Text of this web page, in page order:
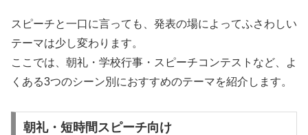
スピーチと一口に言っても、発表の場によってふさわしい
テーマは少し変わります。
ここでは、朝礼・学校行事・スピーチコンテストなど、よ
くある3つのシーン別におすすめのテーマを紹介します。
朝礼・短時間スピーチ向け